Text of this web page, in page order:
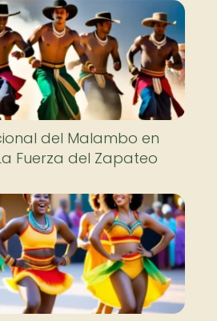
del Malambo en
Fuerza del Zapateo